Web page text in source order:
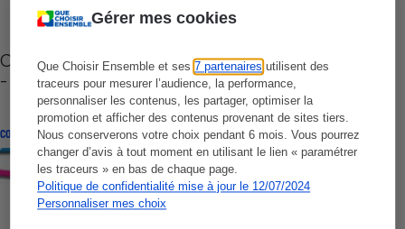
Gérer mes cookies
Que Choisir Ensemble et ses7 partenaires utilisent des
traceurs pour mesurer l’audience, la performance,
personnaliser les contenus, les partager, optimiser la
promotion et afficher des contenus provenant de sites tiers.
Nous conserverons votre choix pendant 6 mois. Vous pourrez
changer d’avis à tout moment en utilisant le lien « paramétrer
les traceurs » en bas de chaque page.
Politique de confidentialité mise à jour le 12/07/2024
Personnaliser mes choix
Cafetière à capsules zéro déchet CoffeeB (vidéo)
- Premières impressions
CONSEILS